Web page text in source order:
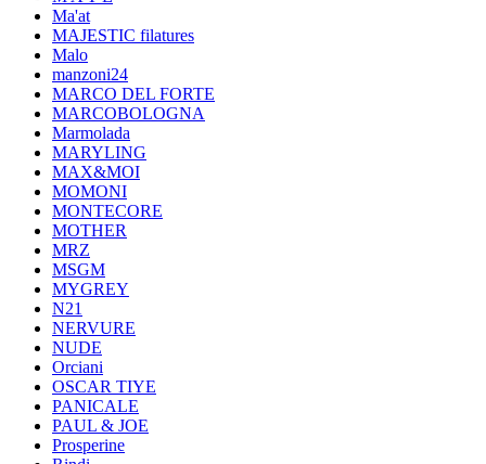
Ma'at
MAJESTIC filatures
Malo
manzoni24
MARCO DEL FORTE
MARCOBOLOGNA
Marmolada
MARYLING
MAX&MOI
MOMONI
MONTECORE
MOTHER
MRZ
MSGM
MYGREY
N21
NERVURE
NUDE
Orciani
OSCAR TIYE
PANICALE
PAUL & JOE
Prosperine